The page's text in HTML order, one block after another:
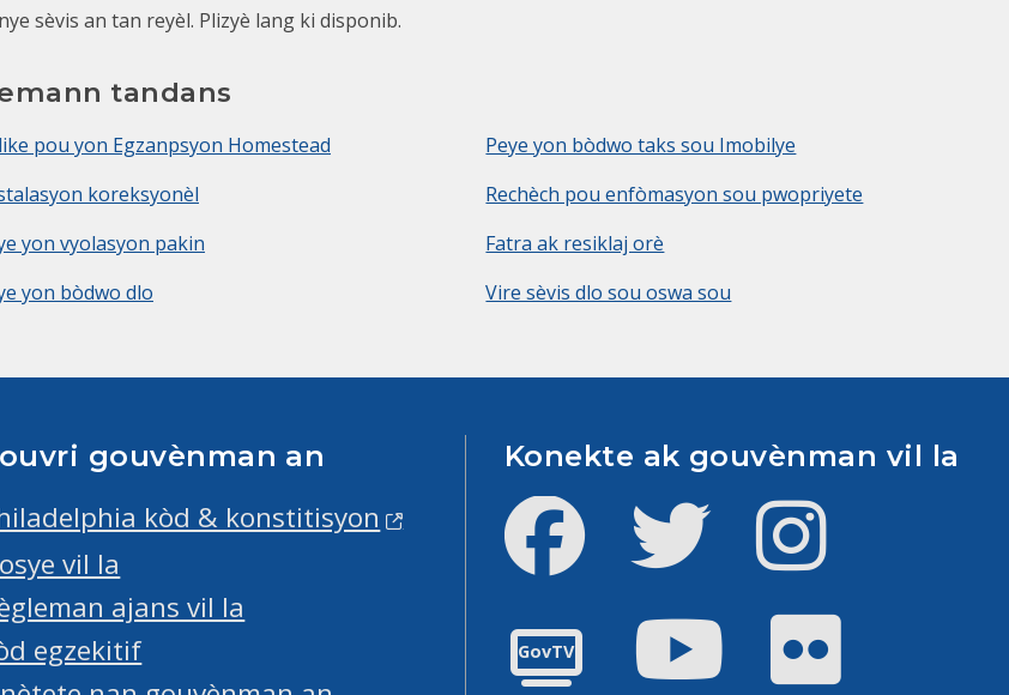
sèvis an tan reyèl. Plizyè lang ki disponib.
tandans
pou yon Egzanpsyon Homestead
koreksyonèl
yon vyolasyon pakin
yon bòdwo dlo
Peye yon bòdwo taks sou Imobilye
Rechèch pou enfòmasyon sou pwopriyete
Fatra ak resiklaj orè
Vire sèvis dlo sou oswa sou
gouvènman an
kòd & konstitisyon
vil la
ajans vil la
egzekitif
Konekte ak gouvènman vil la
FacebookTwitter Instagram
GovTV
Youtube Flickr